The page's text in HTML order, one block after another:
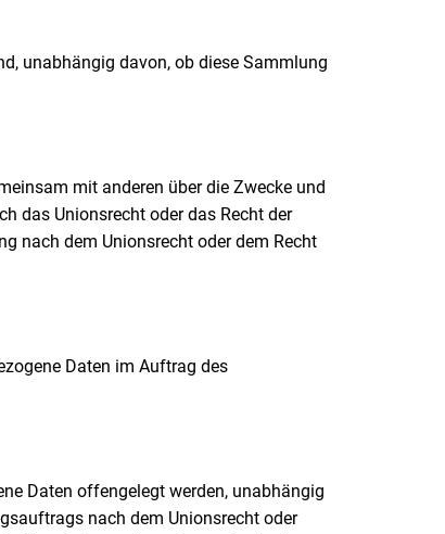
unabhängig davon, ob diese Sammlung
mit anderen über die Zwecke und
das Unionsrecht oder das Recht der
nach dem Unionsrecht oder dem Recht
Daten im Auftrag des
Daten offengelegt werden, unabhängig
nach dem Unionsrecht oder